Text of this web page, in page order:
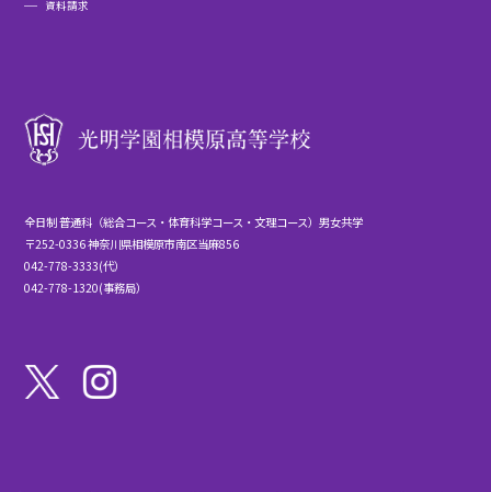
資料請求
全日制 普通科（総合コース・体育科学コース・文理コース）男女共学
〒252-0336 神奈川県相模原市南区当麻856
042-778-3333(代）
042-778-1320(事務局）